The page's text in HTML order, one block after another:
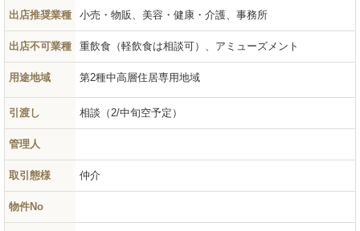
出店推奨業種 小売・物販、美容・健康・介護、事務所
出店不可業種 重飲食（軽飲食は相談可）、アミューズメント
用途地域 第2種中高層住居専用地域
引渡し 相談（2/中旬空予定）
管理人
取引態様 仲介
物件No